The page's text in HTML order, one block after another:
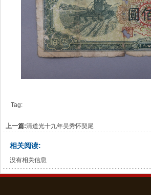
Tag:
上一篇:清道光十九年吴秀怀契尾
相关阅读:
没有相关信息